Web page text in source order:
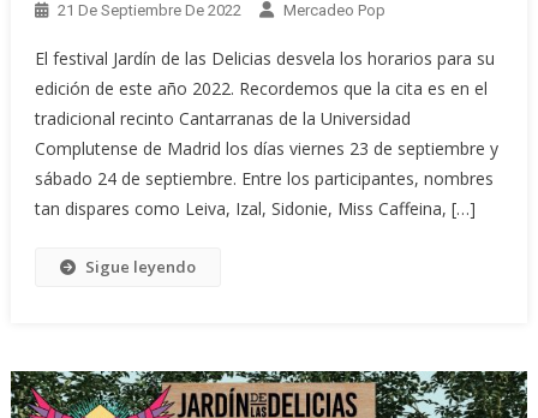
21 De Septiembre De 2022 Mercadeo Pop
El festival Jardín de las Delicias desvela los horarios para su
edición de este año 2022. Recordemos que la cita es en el
tradicional recinto Cantarranas de la Universidad
Complutense de Madrid los días viernes 23 de septiembre y
sábado 24 de septiembre. Entre los participantes, nombres
tan dispares como Leiva, Izal, Sidonie, Miss Caffeina, […]
Sigue leyendo